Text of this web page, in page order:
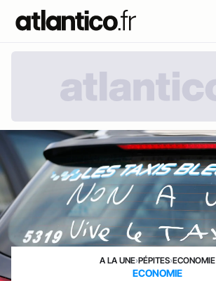
A LA UNE›PÉPITES›ECONOMIE
ECONOMIE